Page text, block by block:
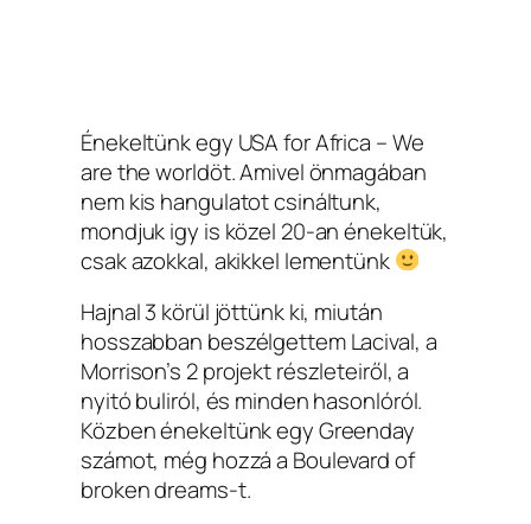
Énekeltünk egy USA for Africa – We
are the worldöt. Amivel önmagában
nem kis hangulatot csináltunk,
mondjuk igy is közel 20-an énekeltük,
csak azokkal, akikkel lementünk
Hajnal 3 körül jöttünk ki, miután
hosszabban beszélgettem Lacival, a
Morrison’s 2 projekt részleteiről, a
nyitó buliról, és minden hasonlóról.
Közben énekeltünk egy Greenday
számot, még hozzá a Boulevard of
broken dreams-t.